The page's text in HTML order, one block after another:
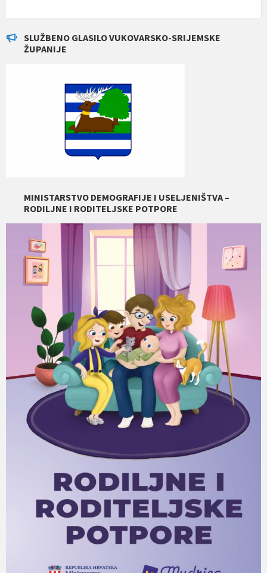
SLUŽBENO GLASILO VUKOVARSKO-SRIJEMSKE
ŽUPANIJE
MINISTARSTVO DEMOGRAFIJE I USELJENIŠTVA –
RODILJNE I RODITELJSKE POTPORE